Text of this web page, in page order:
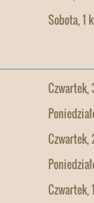
Sobota, 1
Czwartek,
Czwartek,
Czwartek,